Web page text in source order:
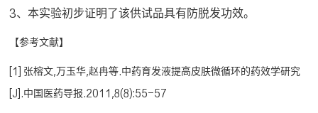
3、本实验初步证明了该供试品具有防脱发功效。
【参考文献】
[1] 张榕文,万玉华,赵冉等.中药育发液提高皮肤微循环的药效学研究
[J].中国医药导报.2011,8(8):55-57